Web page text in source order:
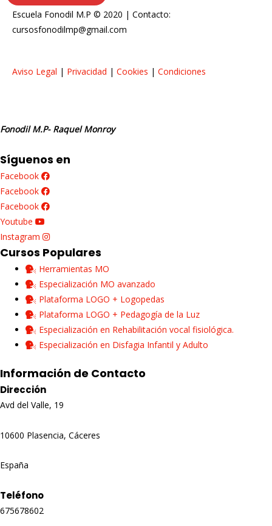
Escuela Fonodil M.P © 2020 | Contacto:
cursosfonodilmp@gmail.com
Aviso Legal | Privacidad | Cookies | Condiciones
Fonodil M.P- Raquel Monroy
Síguenos en
Facebook
Facebook
Facebook
Youtube
Instagram
Cursos Populares
Herramientas MO
Especialización MO avanzado
Plataforma LOGO + Logopedas
Plataforma LOGO + Pedagogía de la Luz
Especialización en Rehabilitación vocal fisiológica.
Especialización en Disfagia Infantil y Adulto
Información de Contacto
Dirección
Avd del Valle, 19
10600 Plasencia, Cáceres
España
Teléfono
675678602